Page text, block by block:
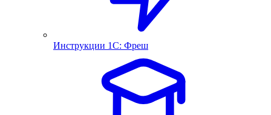
Инструкции 1С: Фреш